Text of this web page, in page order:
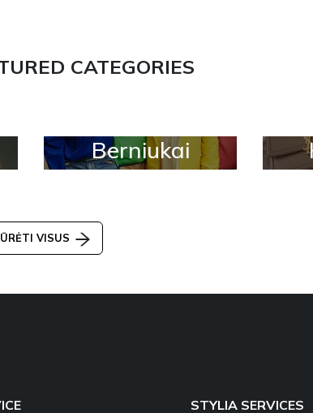
CATEGORIES
Berniukai
VISUS
STYLIA SERVICES